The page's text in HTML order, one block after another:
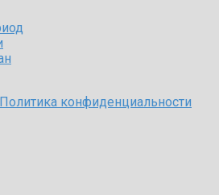
Политика конфиденциальности